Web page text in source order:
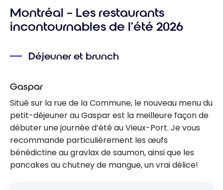
Montréal – Les restaurants
incontournables de l’été 2026
Déjeuner et brunch
Gaspar
Situé sur la rue de la Commune, le nouveau menu du
petit-déjeuner au Gaspar est la meilleure façon de
débuter une journée d’été au Vieux-Port. Je vous
recommande particulièrement les œufs
bénédictine au gravlax de saumon, ainsi que les
pancakes au chutney de mangue, un vrai délice!